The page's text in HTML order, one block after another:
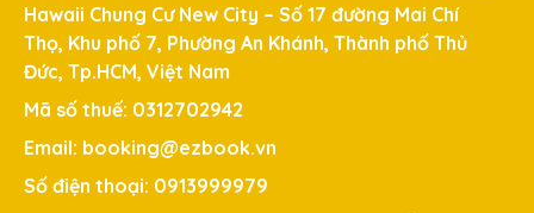
Hawaii Chung Cư New City – Số 17 đường Mai Chí
Thọ, Khu phố 7, Phường An Khánh, Thành phố Thủ
Đức, Tp.HCM, Việt Nam
Mã số thuế: 0312702942
Email: booking@ezbook.vn
Số điện thoại: 0913999979